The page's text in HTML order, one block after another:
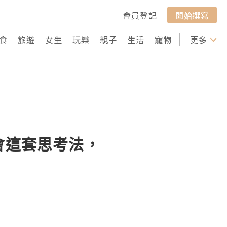
會員登記
開始撰寫
旅遊 女生 玩樂 親子 生活 寵物 行山 打卡
更多
套思考法，